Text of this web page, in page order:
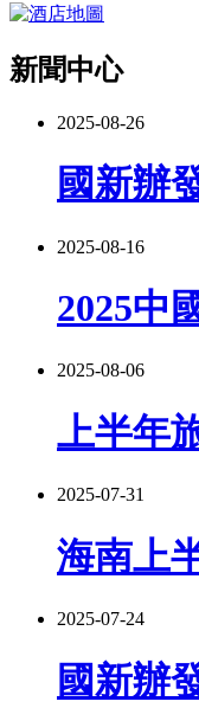
新聞中心
2025-08-26
國新辦
2025-08-16
2025中
2025-08-06
上半年
2025-07-31
海南上
2025-07-24
國新辦